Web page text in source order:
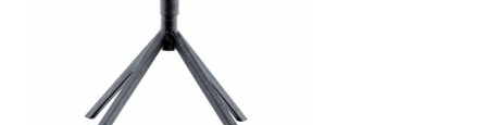
rectangular para
gas, acero
inoxidable